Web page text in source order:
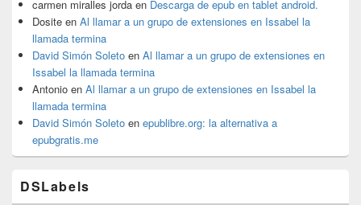
carmen miralles jorda en Descarga de epub en tablet android.
Dosite en Al llamar a un grupo de extensiones en Issabel la
llamada termina
David Simón Soleto en Al llamar a un grupo de extensiones en
Issabel la llamada termina
Antonio en Al llamar a un grupo de extensiones en Issabel la
llamada termina
David Simón Soleto en epublibre.org: la alternativa a
epubgratis.me
DSLabels